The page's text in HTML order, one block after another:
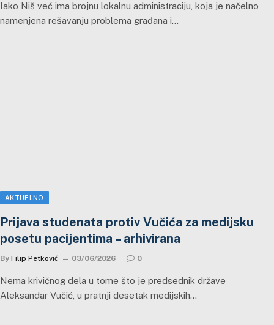
Iako Niš već ima brojnu lokalnu administraciju, koja je načelno
namenjena rešavanju problema građana i…
AKTUELNO
Prijava studenata protiv Vučića za medijsku
posetu pacijentima – arhivirana
By Filip Petković 03/06/2026 0
Nema krivičnog dela u tome što je predsednik države
Aleksandar Vučić, u pratnji desetak medijskih…